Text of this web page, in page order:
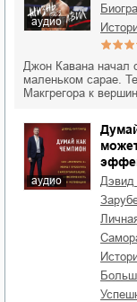
аудио
Джон Кавана начал
маленьком сарае.
Макгрегора к
аудио